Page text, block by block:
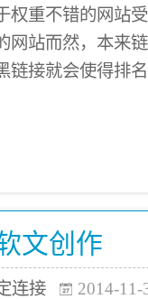
权重不错的网站
网站而然，本来
链接就会使得排
文创作
连接
2014-11-